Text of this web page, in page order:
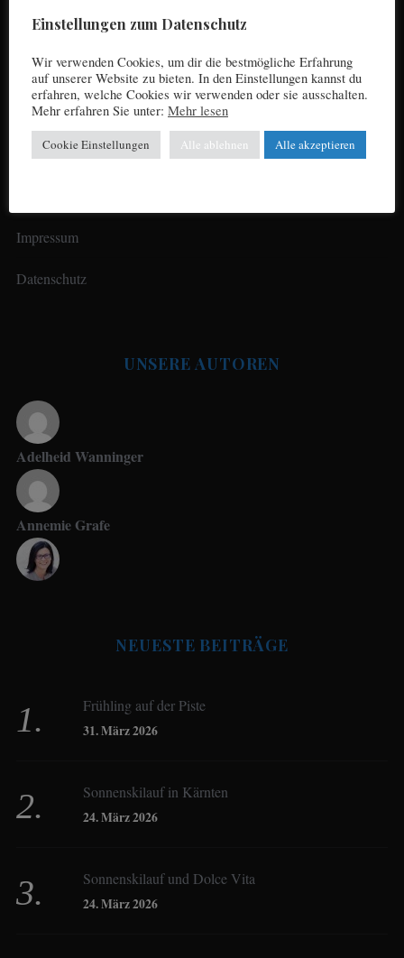
Impressum
Datenschutz
UNSERE AUTOREN
Adelheid Wanninger
Annemie Grafe
Birgit Werner
Christoph Schrahe
NEUESTE BEITRÄGE
Frühling auf der Piste
31. März 2026
Sonnenskilauf in Kärnten
24. März 2026
Sonnenskilauf und Dolce Vita
24. März 2026
h
o
r
:
Einstellungen zum Datenschutz
Wir verwenden Cookies, um dir die bestmögliche Erfahrung
auf unserer Website zu bieten. In den Einstellungen kannst du
erfahren, welche Cookies wir verwenden oder sie ausschalten.
Mehr erfahren Sie unter: Mehr lesen
Cookie Einstellungen Alle ablehnen Alle akzeptieren